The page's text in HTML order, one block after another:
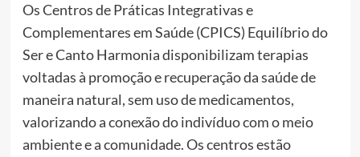
Os Centros de Práticas Integrativas e
Complementares em Saúde (CPICS) Equilíbrio do
Ser e Canto Harmonia disponibilizam terapias
voltadas à promoção e recuperação da saúde de
maneira natural, sem uso de medicamentos,
valorizando a conexão do indivíduo com o meio
ambiente e a comunidade. Os centros estão